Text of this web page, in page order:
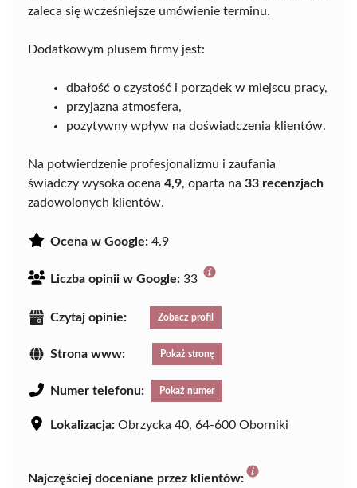
zaleca się wcześniejsze umówienie terminu.
Dodatkowym plusem firmy jest:
dbałość o czystość i porządek w miejscu pracy,
przyjazna atmosfera,
pozytywny wpływ na doświadczenia klientów.
Na potwierdzenie profesjonalizmu i zaufania
świadczy wysoka ocena 4,9, oparta na 33 recenzjach
zadowolonych klientów.
Ocena w Google: 4.9
Liczba opinii w Google: 33
Czytaj opinie: Zobacz profil
Strona www: Pokaż stronę
Numer telefonu: Pokaż numer
Lokalizacja: Obrzycka 40, 64-600 Oborniki
Najczęściej doceniane przez klientów: